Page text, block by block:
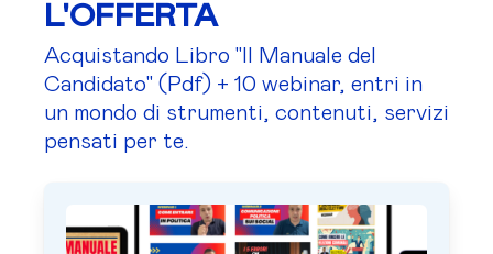
L'OFFERTA
Acquistando Libro "Il Manuale del
Candidato" (Pdf) + 10 webinar, entri in
un mondo di strumenti, contenuti, servizi
pensati per te.